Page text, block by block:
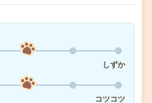
しずか
コツコツ